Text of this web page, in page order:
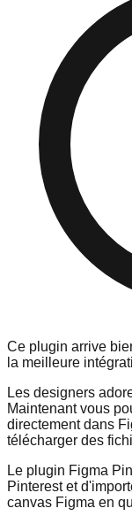
Ce plugin arrive
la meilleure
Les designers
Maintenant vous
directement dans
télécharger des
Le plugin Figma
Pinterest et
canvas Figma en